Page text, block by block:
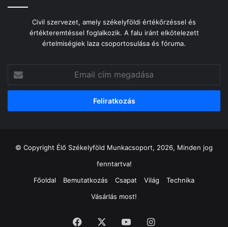
Civil szervezet, amely székelyföldi értékőrzéssel és
értékteremtéssel foglalkozik. A falu iránt elkötelezett
értelmiségiek laza csoportosulása és fóruma.
cím
megadása
© Copyright Élő Székelyföld Munkacsoport, 2026, Minden jog
fenntartva!
Főoldal
Bemutatkozás Csapat Világ
Technika
Vásárlás most!
Facebook YouTubeInstagram